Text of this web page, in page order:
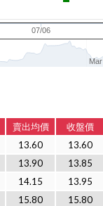
07/06
賣出均價
收盤價
13.60
13.60
13.90
13.85
14.15
13.95
15.80
15.80